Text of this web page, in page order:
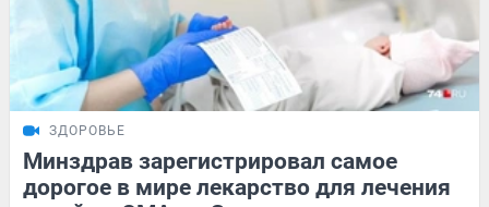
ЗДОРОВЬЕ
Минздрав зарегистрировал самое
дорогое в мире лекарство для лечения